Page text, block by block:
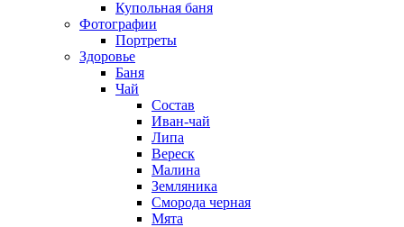
Купольная баня
Фотографии
Портреты
Здоровье
Баня
Чай
Состав
Иван-чай
Липа
Вереск
Малина
Земляника
Сморода черная
Мята